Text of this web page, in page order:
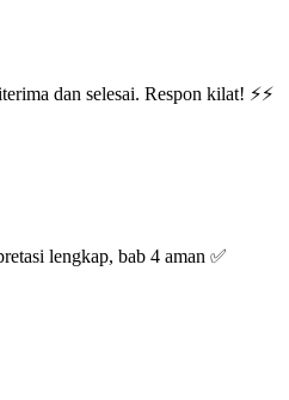
dan selesai. Respon kilat! ⚡⚡
lengkap, bab 4 aman ✅